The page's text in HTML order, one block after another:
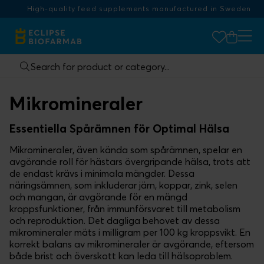
High-quality feed supplements manufactured in Sweden
Mikromineraler
Essentiella Spårämnen för Optimal Hälsa
Mikromineraler, även kända som spårämnen, spelar en
avgörande roll för hästars övergripande hälsa, trots att
de endast krävs i minimala mängder. Dessa
näringsämnen, som inkluderar järn, koppar, zink, selen
och mangan, är avgörande för en mängd
kroppsfunktioner, från immunförsvaret till metabolism
och reproduktion. Det dagliga behovet av dessa
mikromineraler mäts i milligram per 100 kg kroppsvikt. En
korrekt balans av mikromineraler är avgörande, eftersom
både brist och överskott kan leda till hälsoproblem.